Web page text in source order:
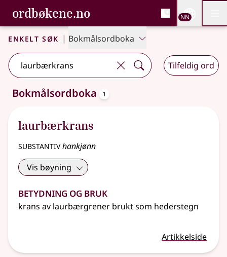
Gå til hovudinnhald
Tilgjenge
ordbøkene.no, Bokmålsordboka og
Bokmålsordboka og Nynorskordboka
NN
Enkelt søk | Bokmålsordboka
Tilfeldig ord
Eitt treff.Ytterlegare søkjeforslag tilgjengelege
Bokmålsordboka 1
laurbærkrans
substantivhankjønn
Vis bøyning
Betydning og bruk
krans av laurbærgrener brukt som hederstegn
Artikkelside